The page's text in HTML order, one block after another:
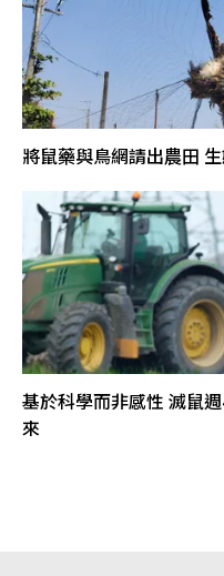
將鼠藥與鳥網請出農田
基於科學而非感性 滅鼠
來